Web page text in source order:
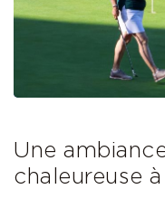
Une
chaleureuse